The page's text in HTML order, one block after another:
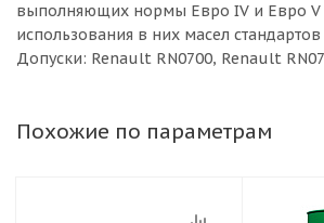
выполняющих нормы Евро IV и Евро
использования в них масел стандартов
Допуски: Renault RN0700, Renault
Похожие по параметрам